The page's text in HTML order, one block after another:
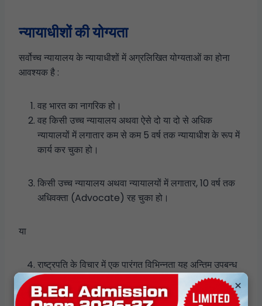
न्यायाधीशों की योग्यता
सर्वोच्च न्यायालय के न्यायाधीशों में अग्रलिखित योग्यताओं का होना
आवश्यक है :
वह भारत का नागरिक हो।
वह किसी उच्च न्यायालय अथवा ऐसे दो या दो से अधिक
न्यायालयों में लगातार कम से कम 5 वर्ष तक न्यायाधीश के रूप में
कार्य कर चुका हो।
किसी उच्च न्यायालय अथवा न्यायालयों में लगातार, 10 वर्ष तक
अधिवक्ता (Advocate) रह चुका हो।
या
राष्ट्रपति के विचार में एक पारंगत विभिन्नता यह अन्तिम उपबन्ध
वस्तुतः नियुक्ति के क्षेत्र को व्यापक करने के लिए रखा गया है।×